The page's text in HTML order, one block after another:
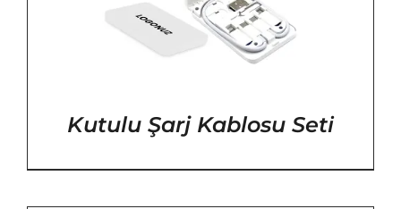
Kutulu Şarj Kablosu Seti